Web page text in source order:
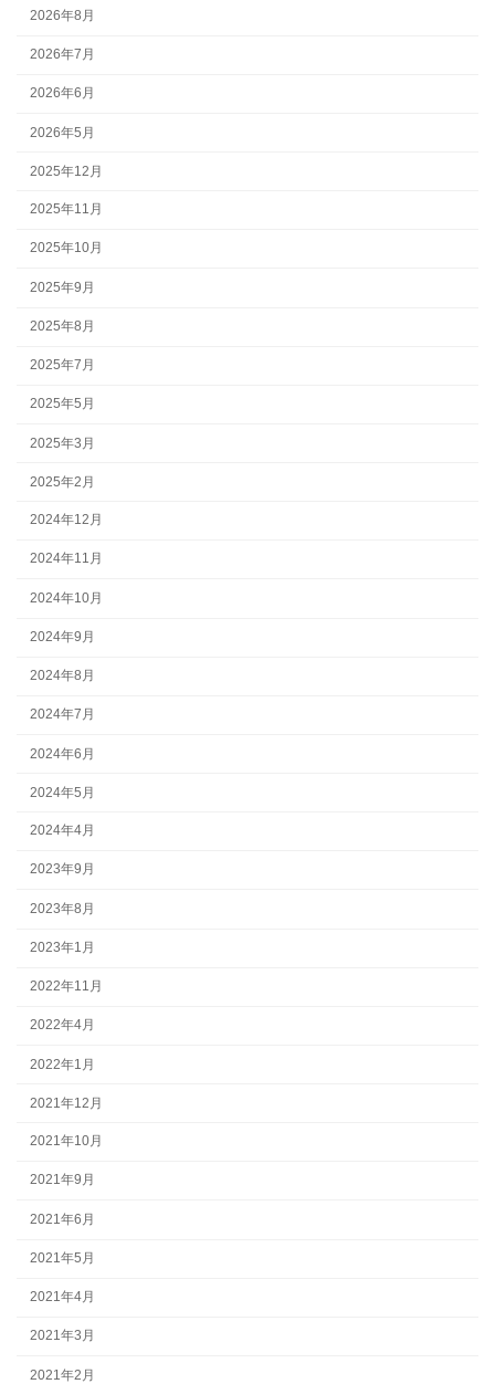
2026年8月
2026年7月
2026年6月
2026年5月
2025年12月
2025年11月
2025年10月
2025年9月
2025年8月
2025年7月
2025年5月
2025年3月
2025年2月
2024年12月
2024年11月
2024年10月
2024年9月
2024年8月
2024年7月
2024年6月
2024年5月
2024年4月
2023年9月
2023年8月
2023年1月
2022年11月
2022年4月
2022年1月
2021年12月
2021年10月
2021年9月
2021年6月
2021年5月
2021年4月
2021年3月
2021年2月